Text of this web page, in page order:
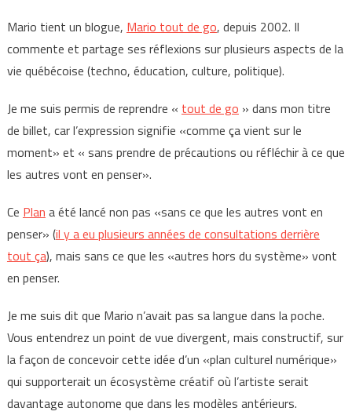
Mario tient un blogue, Mario tout de go, depuis 2002. Il
commente et partage ses réflexions sur plusieurs aspects de la
vie québécoise (techno, éducation, culture, politique).
Je me suis permis de reprendre « tout de go » dans mon titre
de billet, car l’expression signifie «comme ça vient sur le
moment» et « sans prendre de précautions ou réfléchir à ce que
les autres vont en penser».
Ce Plan a été lancé non pas «sans ce que les autres vont en
penser» (il y a eu plusieurs années de consultations derrière
tout ça), mais sans ce que les «autres hors du système» vont
en penser.
Je me suis dit que Mario n’avait pas sa langue dans la poche.
Vous entendrez un point de vue divergent, mais constructif, sur
la façon de concevoir cette idée d’un «plan culturel numérique»
qui supporterait un écosystème créatif où l’artiste serait
davantage autonome que dans les modèles antérieurs.